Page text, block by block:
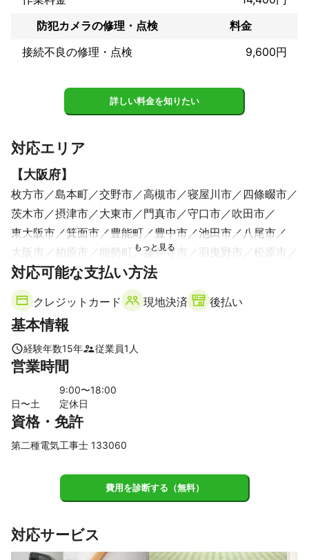
防犯カメラの修理・点検
料金
接続不良の修理・点検
9,600円
詳しい料金を知りたい
対応エリア
【大阪府】
枚方市 島本町 交野市 高槻市 寝屋川市
四條畷市
茨木市
摂津市 大東市 門真市 守口市
吹田市
東大阪市
箕面市 豊能町 豊中市 池田市
八尾市
大阪市
柏原市 能勢町 藤井寺市 羽曳野市
松原市
太子町
河南町 富田林市 大阪狭山市
千早赤阪村
河内長野市 忠岡町
岸和田市
貝塚市 熊取町 泉佐野市 田尻町
阪南市
岬町
【奈良県】
生駒市 奈良市
川西町 天理市
三宅町
上牧町
大和高田市
橿原市
高取町
御所市 曽爾村
上北山村 下北山村 十津川村
京都府】
大山崎町
宇治田原町
対応可能な支払い方法
クレジットカード 現地決済 後払い
基本情報
経験年数15年 従業員1 人
営業時間
9:00〜18:00
日〜土
定休日
資格・免許
第二種電気工事士 133060
費用を診断する（無料）
対応サービス